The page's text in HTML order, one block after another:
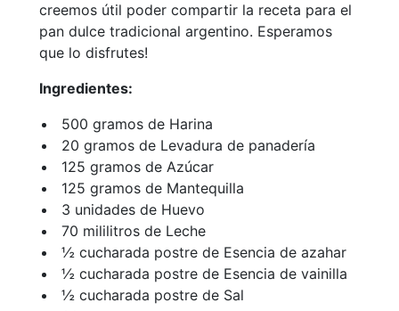
creemos útil poder compartir la receta para el
pan dulce tradicional argentino. Esperamos
que lo disfrutes!
Ingredientes:
500 gramos de Harina
20 gramos de Levadura de panadería
125 gramos de Azúcar
125 gramos de Mantequilla
3 unidades de Huevo
70 mililitros de Leche
½ cucharada postre de Esencia de azahar
½ cucharada postre de Esencia de vainilla
½ cucharada postre de Sal